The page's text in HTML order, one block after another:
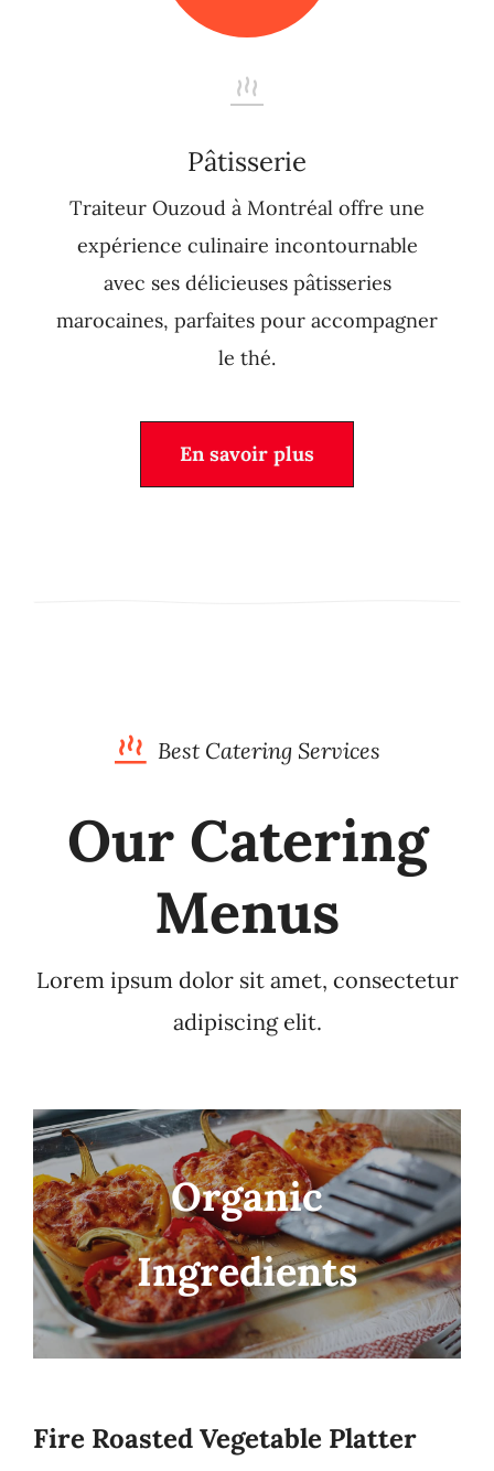
Pâtisserie
Traiteur Ouzoud à Montréal offre une
expérience culinaire incontournable
avec ses délicieuses pâtisseries
marocaines, parfaites pour accompagner
le thé.
En savoir plus
Best Catering Services
Our Catering
Menus
Lorem ipsum dolor sit amet, consectetur
adipiscing elit.
Organic
Ingredients
Fire Roasted Vegetable Platter